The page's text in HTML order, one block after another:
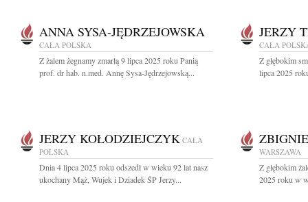
ANNA SYSA-JĘDRZEJOWSKA
CAŁA POLSKA
Z żalem żegnamy zmarłą 9 lipca 2025 roku Panią
prof. dr hab. n.med. Annę Sysa-Jędrzejowską...
JERZY
CAŁA
Z głębokim
lipca 2025
JERZY KOŁODZIEJCZYK CAŁA
POLSKA
Dnia 4 lipca 2025 roku odszedł w wieku 92 lat nasz
ukochany Mąż, Wujek i Dziadek ŚP Jerzy...
WARSZAWA
Z głębokim
2025 roku w